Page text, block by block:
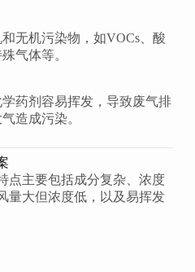
无机污染物，如VOCs、酸
气体等‌。
药剂容易挥发，导致废气排
造成污染‌。
点主要包括成分复杂、浓度
量大但浓度低，以及易挥发